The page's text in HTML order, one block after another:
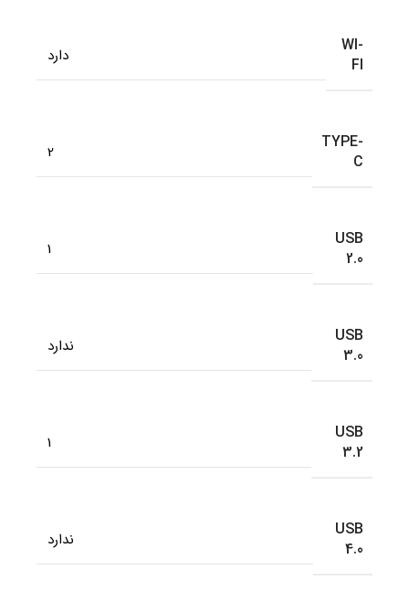
WI-
FI
دارد
TYPE-
C
2
USB
2.0
1
USB
3.0
ندارد
USB
3.2
1
USB
4.0
ندارد